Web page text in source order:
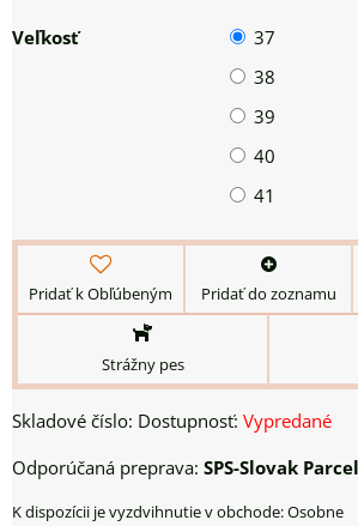
Veľkosť
37
38
39
40
41
Pridať k Obľúbeným Pridať do zoznamu
Strážny pes
Skladové číslo: Dostupnosť: Vypredané
SPS-Slovak
Osobne